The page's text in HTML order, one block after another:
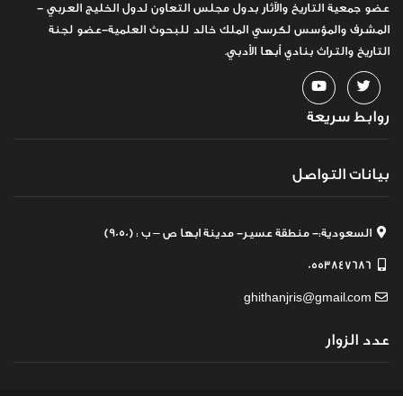
عضو جمعية التاريخ والآثار بدول مجلس التعاون لدول الخليج العربي -
المشرف والمؤسس لكرسي الملك خالد للبحوث العلمية-عضو لجنة
التاريخ والتراث بنادي أبها الأدبي.
روابط سريعة
بيانات التواصل
السعودية:- منطقة عسير- مدينة ابها ص – ب : (9050)
0553847686
ghithanjris@gmail.com
عدد الزوار